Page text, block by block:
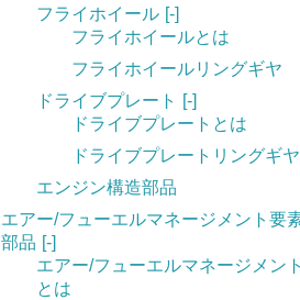
フライホイール [-]
フライホイールとは
フライホイールリングギヤ
ドライブプレート
[-]
ドライブプレートとは
ドライブプレートリングギヤ
エンジン構造部品
エアー/フューエルマネージメント要
部品 [-]
エアー/フューエルマネージメント
とは